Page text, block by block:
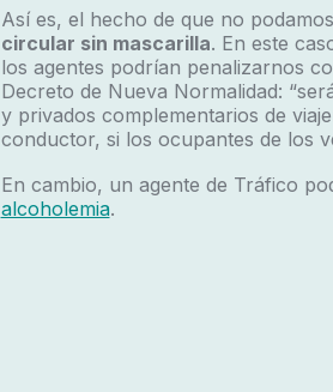
Así es, el hecho de que no
circular sin mascarilla. En este
los agentes podrían penalizarnos
Decreto de Nueva Normalidad:
y privados complementarios de
conductor, si los ocupantes de los
En cambio, un agente de Tráfico
alcoholemia.